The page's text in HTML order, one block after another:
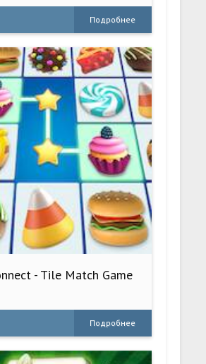
Подробнее
- Tile Match Game
Подробнее